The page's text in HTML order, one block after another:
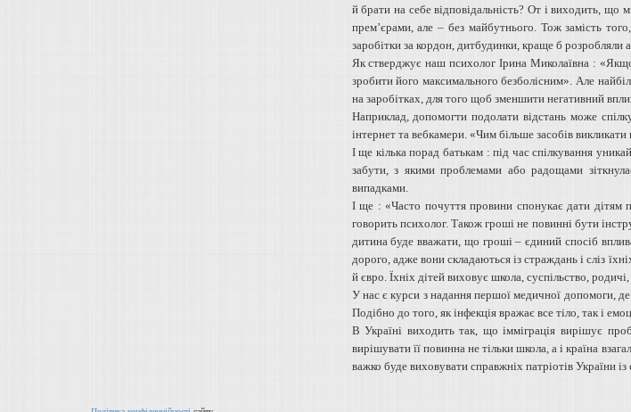
й брати на себе відповідальність? От і виходить, що
прем’єрами, але – без майбутнього. Тож замість
заробітки за кордон, дитбудинки, краще б розробляли
Як стверджує наш психолог Ірина Миколаївна :
зробити його максимального безболісним». Але
на заробітках, для того щоб зменшити негативний
Наприклад, допомогти подолати відстань може
інтернет та вебкамери. «Чим більше засобів
І ще кілька порад батькам : під час спілкування
забути, з якими проблемами або радощами
випадками.
І ще : «Часто почуття провини спонукає дати дітям
говорить психолог. Також гроші не повинні бути
дитина буде вважати, що гроші – єдиний спосіб
дорого, адже вони складаються із страждань і сліз
й євро. Їхніх дітей виховує школа, суспільство,
У нас є курси з надання першої медичної допомоги,
Подібно до того, як інфекція вражає все тіло, так і
В Україні виходить так, що імміграція вирішує
вирішувати її повинна не тільки школа, а і країна
важко буде виховувати справжніх патріотів України